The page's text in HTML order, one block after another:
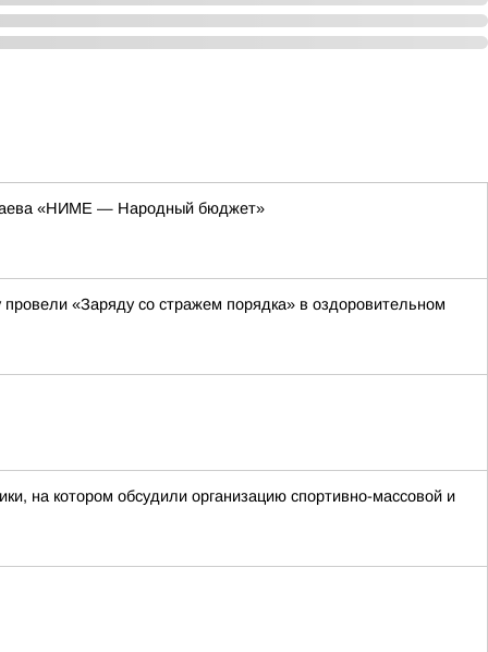
«НИМЕ — Народный бюджет»
«Заряду со стражем порядка» в оздоровительном
на котором обсудили организацию спортивно-массовой и